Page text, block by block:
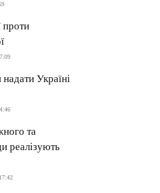
проти
Україні
та
реалізують